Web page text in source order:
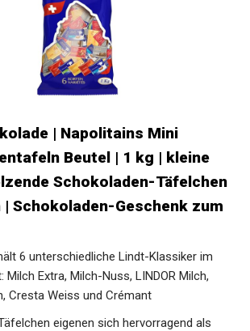
| Napolitains Mini
Beutel | 1 kg | kleine
Schokoladen-Täfelchen
| Schokoladen-Geschenk zum
6 unterschiedliche Lindt-Klassiker im
Milch Extra, Milch-Nuss, LINDOR Milch,
Cresta Weiss und Crémant
eigenen sich hervorragend als